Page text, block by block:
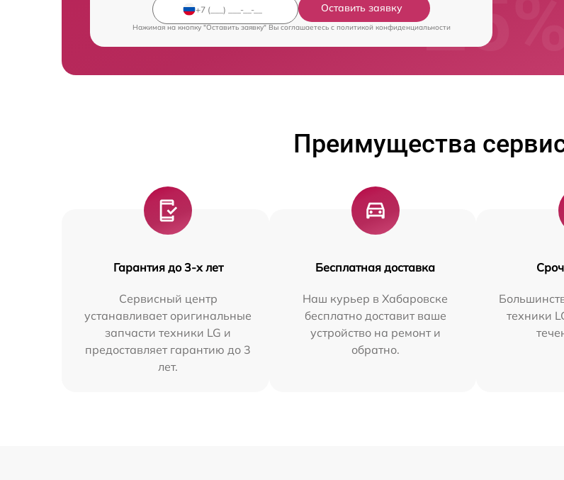
Оставить заявку
Нажимая на кнопку "Оставить заявку" Вы соглашаетесь c политикой конфиденциальности
Преимущества
Гарантия до 3-х лет
Сервисный центр
устанавливает оригинальные
запчасти техники LG и
предоставляет гарантию до 3
лет.
Бесплатная доставка
Наш курьер в Хабаровске
бесплатно доставит ваше
устройство на ремонт и
обратно.
техники